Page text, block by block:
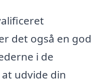
det også en god
i de
udvide din